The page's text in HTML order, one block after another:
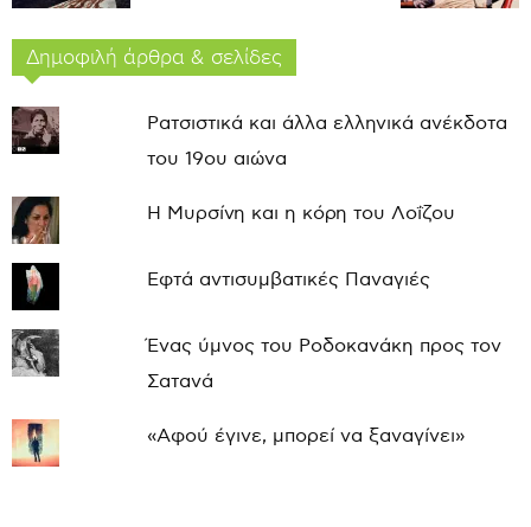
Δημοφιλή άρθρα & σελίδες
Ρατσιστικά και άλλα ελληνικά ανέκδοτα
του 19ου αιώνα
Η Μυρσίνη και η κόρη του Λοΐζου
Εφτά αντισυμβατικές Παναγιές
Ένας ύμνος του Ροδοκανάκη προς τον
Σατανά
«Αφού έγινε, μπορεί να ξαναγίνει»